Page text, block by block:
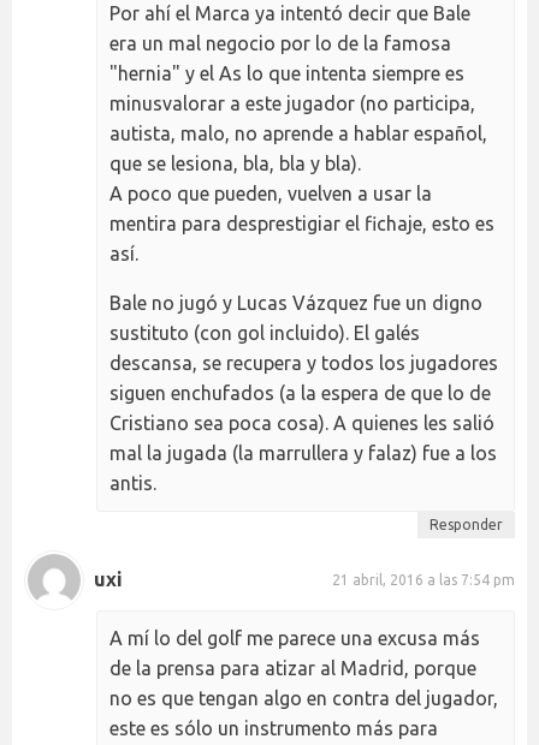
Por ahí el Marca ya intentó decir que Bale
era un mal negocio por lo de la famosa
"hernia" y el As lo que intenta siempre es
minusvalorar a este jugador (no participa,
autista, malo, no aprende a hablar español,
que se lesiona, bla, bla y bla).
A poco que pueden, vuelven a usar la
mentira para desprestigiar el fichaje, esto es
así.
Bale no jugó y Lucas Vázquez fue un digno
sustituto (con gol incluido). El galés
descansa, se recupera y todos los jugadores
siguen enchufados (a la espera de que lo de
Cristiano sea poca cosa). A quienes les salió
mal la jugada (la marrullera y falaz) fue a los
antis.
Responder
uxi 21 abril, 2016 a las 7:54 pm
A mí lo del golf me parece una excusa más
de la prensa para atizar al Madrid, porque
no es que tengan algo en contra del jugador,
este es sólo un instrumento más para